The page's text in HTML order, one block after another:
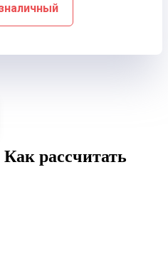
рассчитать